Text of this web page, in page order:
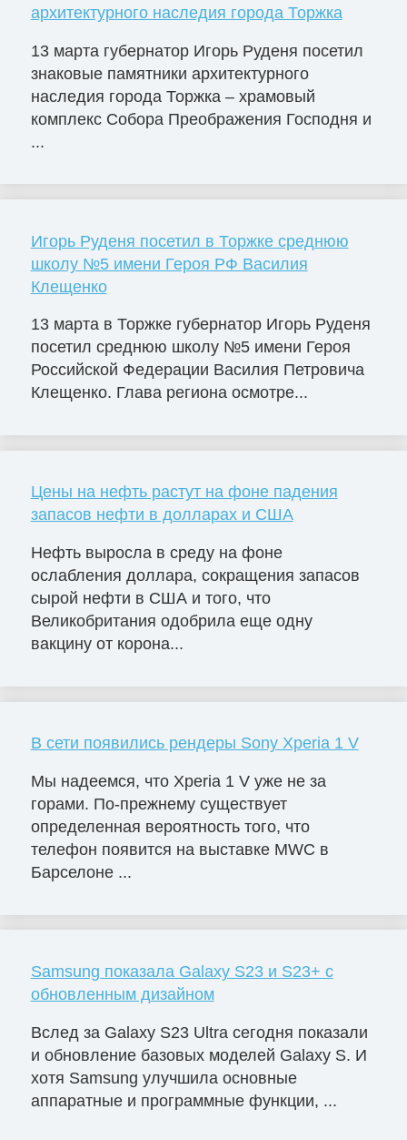
архитектурного наследия города Торжка
13 марта губернатор Игорь Руденя посетил
знаковые памятники архитектурного
наследия города Торжка – храмовый
комплекс Собора Преображения Господня и
...
Игорь Руденя посетил в Торжке среднюю
школу №5 имени Героя РФ Василия
Клещенко
13 марта в Торжке губернатор Игорь Руденя
посетил среднюю школу №5 имени Героя
Российской Федерации Василия Петровича
Клещенко. Глава региона осмотре...
Цены на нефть растут на фоне падения
запасов нефти в долларах и США
Нефть выросла в среду на фоне
ослабления доллара, сокращения запасов
сырой нефти в США и того, что
Великобритания одобрила еще одну
вакцину от корона...
В сети появились рендеры Sony Xperia 1 V
Мы надеемся, что Xperia 1 V уже не за
горами. По-прежнему существует
определенная вероятность того, что
телефон появится на выставке MWC в
Барселоне ...
Samsung показала Galaxy S23 и S23+ с
обновленным дизайном
Вслед за Galaxy S23 Ultra сегодня показали
и обновление базовых моделей Galaxy S. И
хотя Samsung улучшила основные
аппаратные и программные функции, ...